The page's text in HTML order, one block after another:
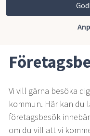
Vara kommun
Nätverk, samarbeten
Vi vill gärna besöka
kommun. Här kan du
företagsbesök
om du vill att vi